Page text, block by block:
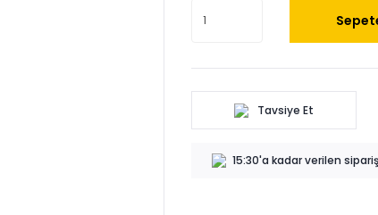
Tavsiye Et
15:30'a kadar verilen